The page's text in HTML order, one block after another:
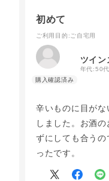
初めて
ご利用目的 :ご自宅用
ツイン
年代:50代
辛いものに目がな
しました。お酒
ずにしても合う
ったです。